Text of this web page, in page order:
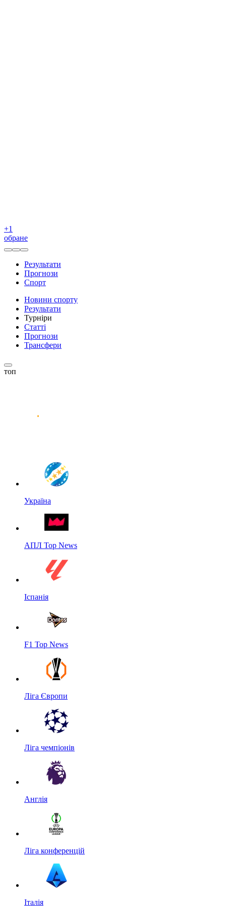
+1
обране
Результати
Прогнози
Спорт
Новини спорту
Результати
Турніри
Статті
Прогнози
Трансфери
топ
Україна
АПЛ Top News
Іспанія
F1 Top News
Ліга Європи
Ліга чемпіонів
Англія
Ліга конференцій
Італія